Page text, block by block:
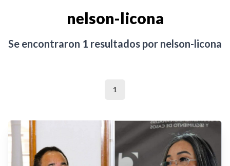
nelson-licona
Se encontraron 1 resultados por nelson-licona
1